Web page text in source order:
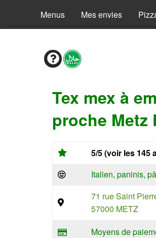
Menus Mes envies
Tex mex à
proche Metz
5/5 (voir les 145
Italien, paninis,
71 rue Saint
57000 METZ
Moyens de